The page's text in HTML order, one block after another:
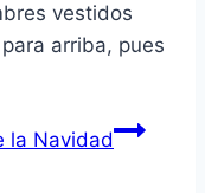
vestidos
arriba, pues
la Navidad